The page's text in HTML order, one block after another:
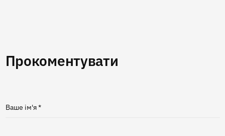
Прокоментувати
Ваше ім'я *